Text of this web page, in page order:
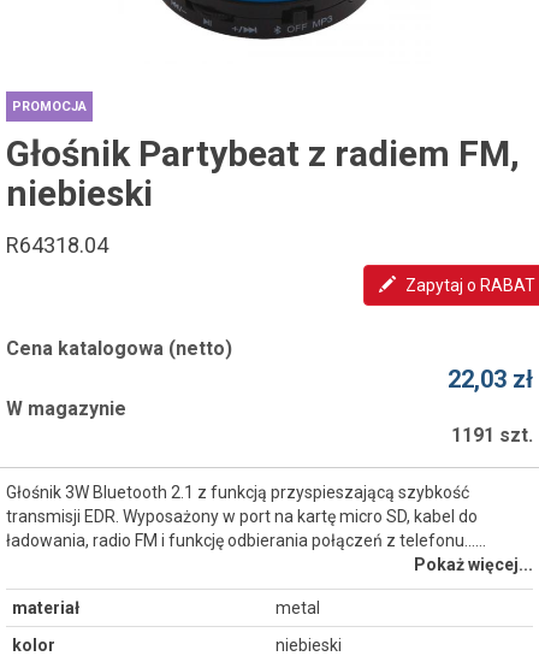
PROMOCJA
Głośnik Partybeat z radiem FM,
niebieski
R64318.04
Zapytaj o RABAT
Cena katalogowa (netto)
22,03 zł
W magazynie
1191 szt.
Głośnik 3W Bluetooth 2.1 z funkcją przyspieszającą szybkość
transmisji EDR. Wyposażony w port na kartę micro SD, kabel do
ładowania, radio FM i funkcję odbierania połączeń z telefonu...…
Pokaż więcej...
materiał
metal
kolor
niebieski